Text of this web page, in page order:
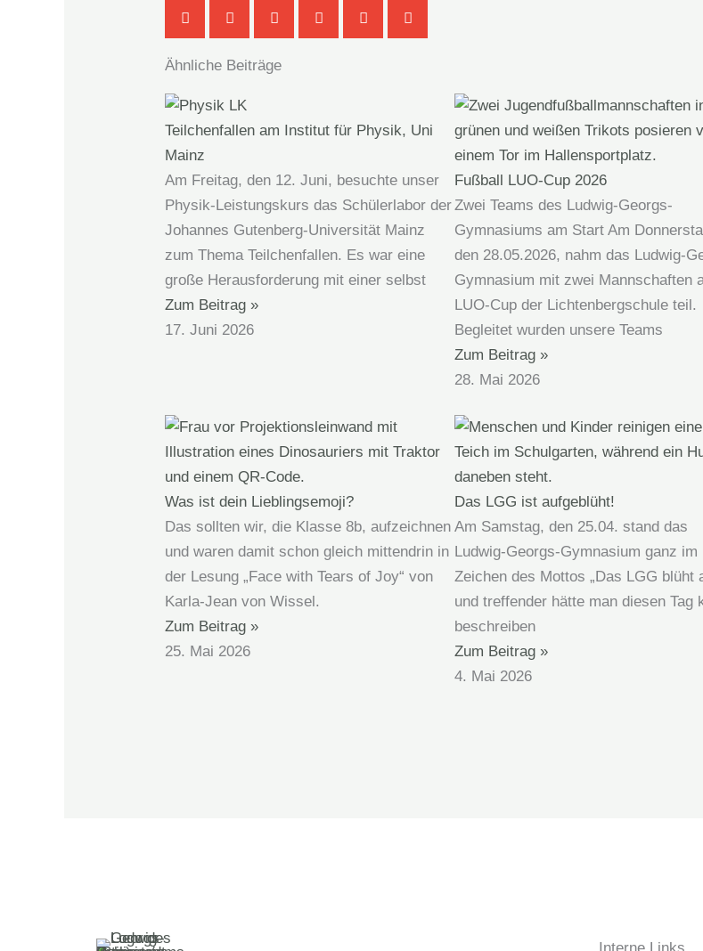
Ähnliche Beiträge
Teilchenfallen am Institut für Physik, Uni
Mainz
Am Freitag, den 12. Juni, besuchte unser
Physik-Leistungskurs das Schülerlabor der
Johannes Gutenberg‑Universität Mainz
zum Thema Teilchenfallen. Es war eine
große Herausforderung mit einer selbst
Zum Beitrag »
17. Juni 2026
Fußball LUO-Cup 2026
Zwei Teams des Ludwig-Georgs-
Gymnasiums am Start Am
den 28.05.2026, nahm das Ludwig-
Gymnasium mit zwei Mannschaften
LUO-Cup der Lichtenbergschule teil.
Begleitet wurden unsere Teams
Zum Beitrag »
28. Mai 2026
Was ist dein Lieblingsemoji?
Das sollten wir, die Klasse 8b, aufzeichnen
und waren damit schon gleich mittendrin in
der Lesung „Face with Tears of Joy“ von
Karla-Jean von Wissel.
Zum Beitrag »
25. Mai 2026
Das LGG ist aufgeblüht!
Am Samstag, den 25.04. stand das
Ludwig-Georgs-Gymnasium ganz im
Zeichen des Mottos „Das LGG blüht
und treffender hätte man diesen Tag
beschreiben
Zum Beitrag »
4. Mai 2026